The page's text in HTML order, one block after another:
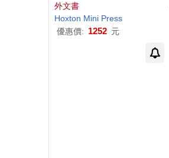
ok in Which to Risk Imp
erfection
外文書
Hoxton Mini Press
優惠價: 1252 元